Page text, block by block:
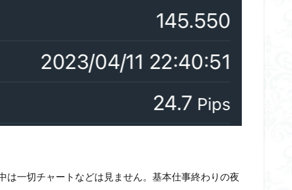
は一切チャートなどは見ません。基本仕事終わりの夜